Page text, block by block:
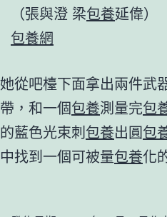
（張與澄 梁包養延偉）
包養網
她從吧檯下面拿出兩件武
帶，和一個包養測量完包
的藍色光束刺包養出圓包
中找到一個可被量包養化